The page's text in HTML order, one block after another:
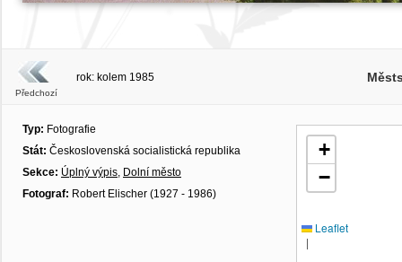
Předchozí
rok: kolem 1985
Typ: Fotografie
Stát: Československá socialistická republika
Sekce: Úplný výpis, Dolní město
Fotograf: Robert Elischer (1927 - 1986)
+
−
Leaflet
|